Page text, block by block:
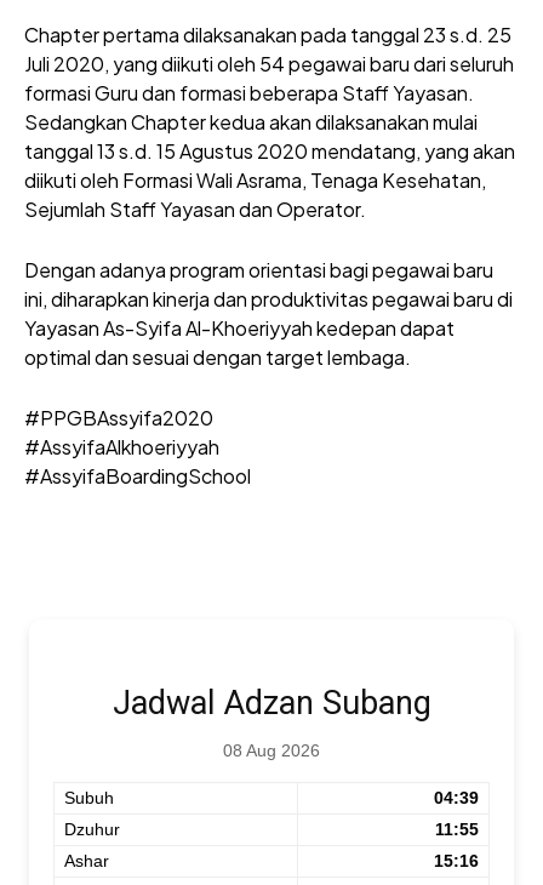
Chapter pertama dilaksanakan pada tanggal 23 s.d. 25
Juli 2020, yang diikuti oleh 54 pegawai baru dari seluruh
formasi Guru dan formasi beberapa Staff Yayasan.
Sedangkan Chapter kedua akan dilaksanakan mulai
tanggal 13 s.d. 15 Agustus 2020 mendatang, yang akan
diikuti oleh Formasi Wali Asrama, Tenaga Kesehatan,
Sejumlah Staff Yayasan dan Operator.
Dengan adanya program orientasi bagi pegawai baru
ini, diharapkan kinerja dan produktivitas pegawai baru di
Yayasan As-Syifa Al-Khoeriyyah kedepan dapat
optimal dan sesuai dengan target lembaga.
#PPGBAssyifa2020
#AssyifaAlkhoeriyyah
#AssyifaBoardingSchool
Jadwal Adzan Subang
08 Aug 2026
Subuh
04:39
Dzuhur
11:55
Ashar
15:16